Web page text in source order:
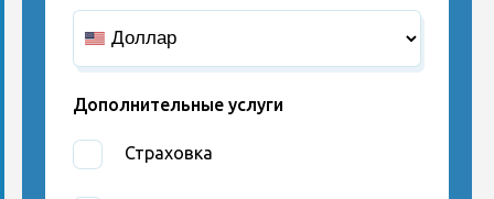
Дополнительные услуги
Страховка